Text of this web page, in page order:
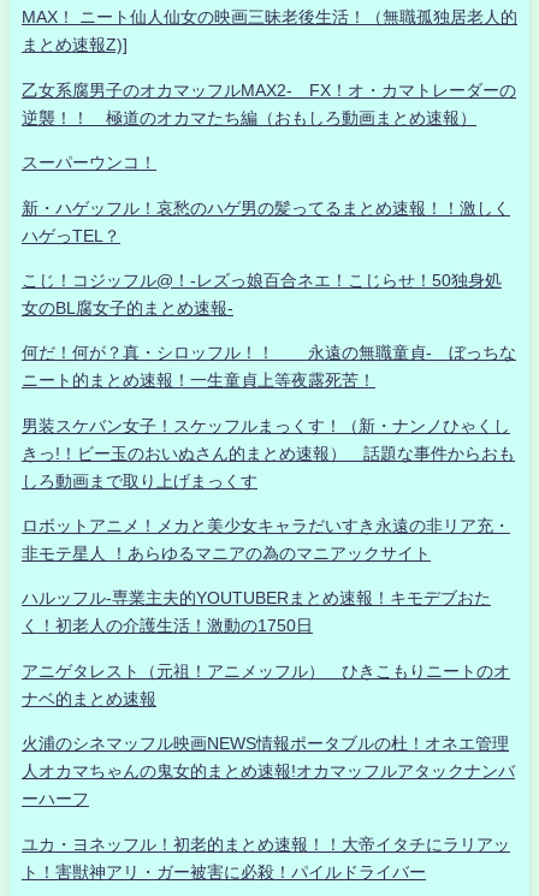
MAX！ ニート仙人仙女の映画三昧老後生活！（無職孤独居老人的
まとめ速報Z)]
乙女系腐男子のオカマッフルMAX2- FX！オ・カマトレーダーの
逆襲！！ 極道のオカマたち編（おもしろ動画まとめ速報）
スーパーウンコ！
新・ハゲッフル！哀愁のハゲ男の髪ってるまとめ速報！！激しく
ハゲっTEL？
こじ！コジッフル@！-レズっ娘百合ネエ！こじらせ！50独身処
女のBL腐女子的まとめ速報-
何だ！何が？真・シロッフル！！ 永遠の無職童貞- ぼっちな
ニート的まとめ速報！一生童貞上等夜露死苦！
男装スケバン女子！スケッフルまっくす！（新・ナンノひゃくし
きっ!！ビー玉のおいぬさん的まとめ速報） 話題な事件からおも
しろ動画まで取り上げまっくす
ロボットアニメ！メカと美少女キャラだいすき永遠の非リア充・
非モテ星人 ！あらゆるマニアの為のマニアックサイト
ハルッフル-専業主夫的YOUTUBERまとめ速報！キモデブおた
く！初老人の介護生活！激動の1750日
アニゲタレスト（元祖！アニメッフル） ひきこもりニートのオ
ナベ的まとめ速報
火浦のシネマッフル映画NEWS情報ポータブルの杜！オネエ管理
人オカマちゃんの鬼女的まとめ速報!オカマッフルアタックナンバ
ーハーフ
ユカ・ヨネッフル！初老的まとめ速報！！大帝イタチにラリアッ
ト！害獣神アリ・ガー被害に必殺！パイルドライバー